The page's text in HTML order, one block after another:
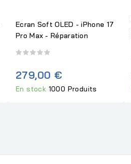
Ecran Soft OLED - iPhone 17
Pro Max - Réparation
279,00 €
En stock 1000 Produits